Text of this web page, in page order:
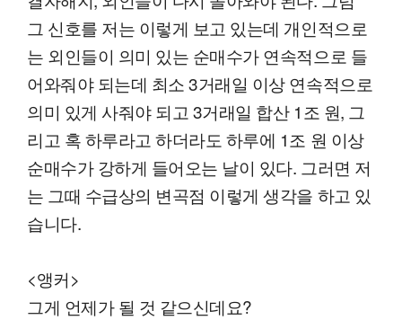
그 신호를 저는 이렇게 보고 있는데 개인적으로
는 외인들이 의미 있는 순매수가 연속적으로 들
어와줘야 되는데 최소 3거래일 이상 연속적으로
의미 있게 사줘야 되고 3거래일 합산 1조 원, 그
리고 혹 하루라고 하더라도 하루에 1조 원 이상
순매수가 강하게 들어오는 날이 있다. 그러면 저
는 그때 수급상의 변곡점 이렇게 생각을 하고 있
습니다.
<앵커>
그게 언제가 될 것 같으신데요?